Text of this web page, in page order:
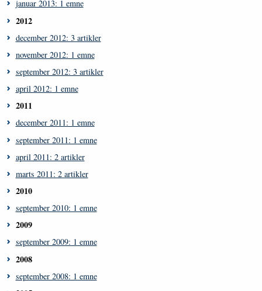
januar 2013: 1 emne
2012
december 2012: 3 artikler
november 2012: 1 emne
september 2012: 3 artikler
april 2012: 1 emne
2011
december 2011: 1 emne
september 2011: 1 emne
april 2011: 2 artikler
marts 2011: 2 artikler
2010
september 2010: 1 emne
2009
september 2009: 1 emne
2008
september 2008: 1 emne